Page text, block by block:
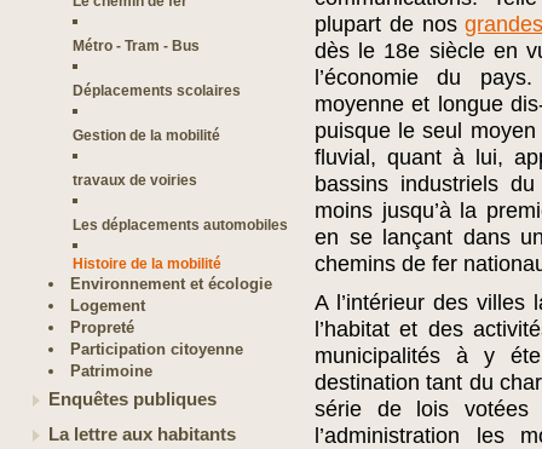
Métro - Tram - Bus
Déplacements scolaires
Gestion de la mobilité
travaux de voiries
Les déplacements automobiles
Histoire de la mobilité
Environnement et écologie
Logement
Propreté
Participation citoyenne
Patrimoine
Enquêtes publiques
La lettre aux habitants
plupart de nos
dès le 18e siècle en
l’économie du
moyenne et longue
puisque le seul
fluvial, quant à lui,
bassins industriels
moins jusqu’à la
en se lançant dans
chemins de fer
A l’intérieur des villes
l’habitat et des
municipalités à y
destination tant du
série de lois
l’administration les